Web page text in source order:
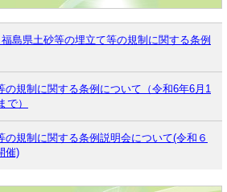
福島県土砂等の埋立て等の規制に関する条例
の規制に関する条例について（令和6年6月1
で）
の規制に関する条例説明会について(令和６
催)